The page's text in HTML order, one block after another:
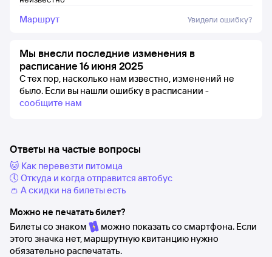
Маршрут Увидели ошибку?
Мы внесли последние изменения в
расписание 16 июня 2025
С тех пор, насколько нам известно, изменений не
было. Если вы нашли ошибку в расписании -
сообщите нам
Ответы на частые вопросы
🐱 Как перевезти питомца
🕔 Откуда и когда отправится автобус
👛 А скидки на билеты есть
Можно не печатать билет?
Билеты со знаком
можно показать со смартфона. Если
этого значка нет, маршрутную квитанцию нужно
обязательно распечатать.